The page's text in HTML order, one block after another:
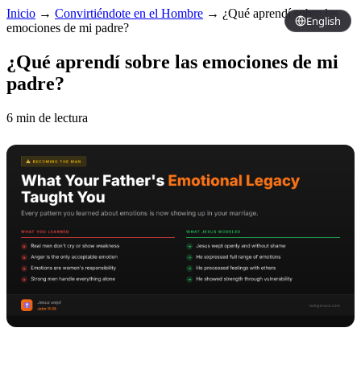
English
Inicio → Convirtiéndote en el Hombre → ¿Qué aprendí sobre las
emociones de mi padre?
¿Qué aprendí sobre las emociones de mi
padre?
6 min de lectura